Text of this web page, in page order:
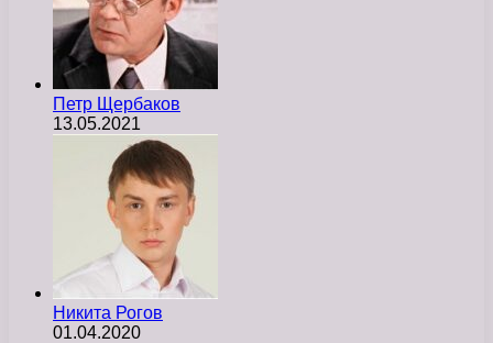
Петр Щербаков
13.05.2021
Никита Рогов
01.04.2020